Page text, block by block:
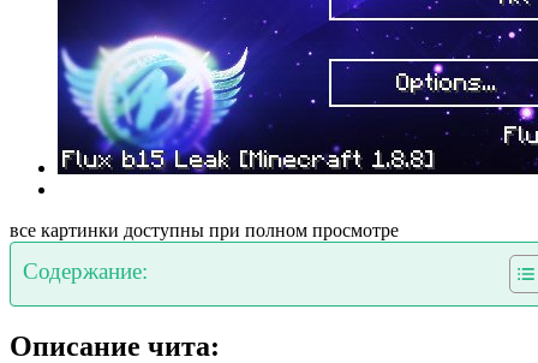
все картинки доступны при полном просмотре
Содержание:
Описание чита: